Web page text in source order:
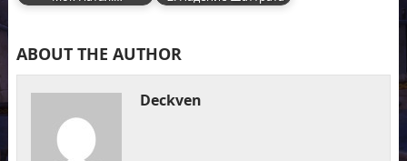
ABOUT THE AUTHOR
Deckven